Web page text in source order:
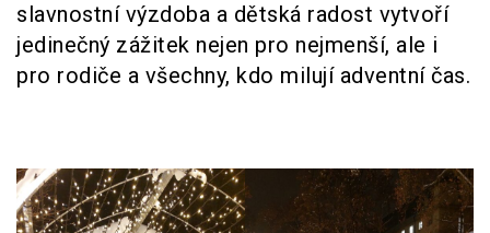
slavnostní výzdoba a dětská radost vytvoří
jedinečný zážitek nejen pro nejmenší, ale i
pro rodiče a všechny, kdo milují adventní čas.